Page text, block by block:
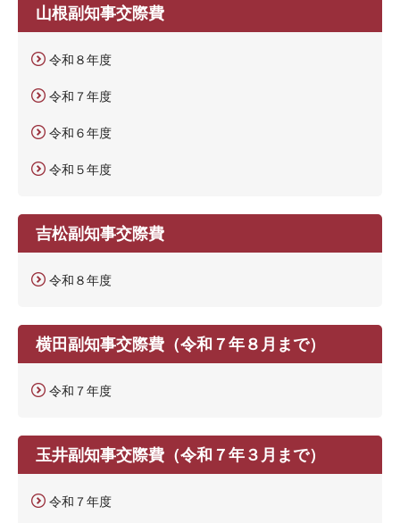
山根副知事交際費
令和８年度
令和７年度
令和６年度
令和５年度
吉松副知事交際費
令和８年度
横田副知事交際費（令和７年８月まで）
令和７年度
玉井副知事交際費（令和７年３月まで）
令和７年度